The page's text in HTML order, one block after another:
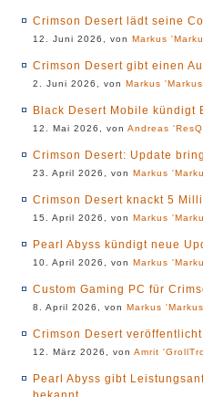
Crimson Desert lädt seine
12. Juni 2026, von Markus
Crimson Desert gibt einen
2. Juni 2026, von Markus
Black Desert Mobile kündigt
12. Mai 2026, von Andreas
Crimson Desert: Update
23. April 2026, von Markus
Crimson Desert knackt 5
15. April 2026, von Markus
Pearl Abyss kündigt neue
10. April 2026, von Markus
Custom Gaming PC für
8. April 2026, von Markus
Crimson Desert
12. März 2026, von Amrit
Pearl Abyss gibt